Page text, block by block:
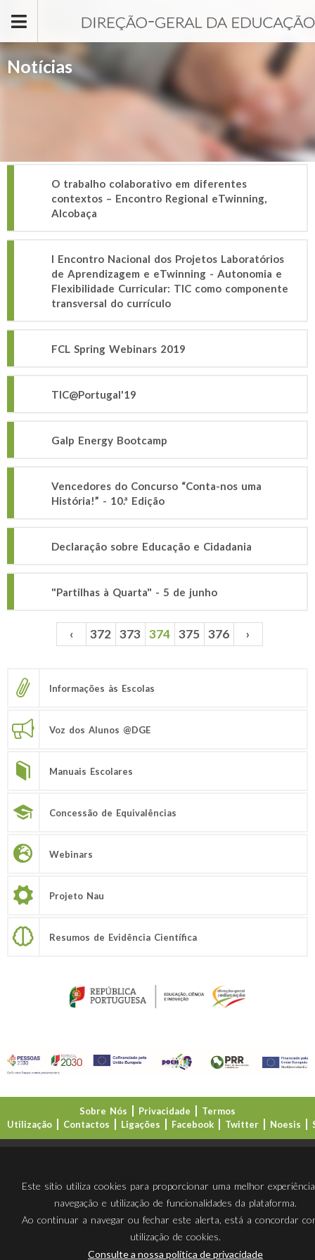
Notícias
O trabalho colaborativo em diferentes
contextos – Encontro Regional eTwinning,
Alcobaça
I Encontro Nacional dos Projetos Laboratórios
de Aprendizagem e eTwinning - Autonomia e
Flexibilidade Curricular: TIC como componente
transversal do currículo
FCL Spring Webinars 2019
TIC@Portugal'19
Galp Energy Bootcamp
Vencedores do Concurso “Conta-nos uma
História!” - 10.ª Edição
Declaração sobre Educação e Cidadania
"Partilhas à Quarta" - 5 de junho
Páginas ‹ 372 373 374 375 376 ›
Informações às Escolas
Voz dos Alunos @DGE
Manuais Escolares
Concessão de Equivalências
Webinars
Projeto Nau
Resumos de Evidência Científica
Sobre Nós Privacidade
Termos
Utilização
Contactos Ligações Facebook Twitter Noesis
Este sítio utiliza cookies para proporcionar uma melhor
navegação e utilização de funcionalidades da plataforma.
Ao continuar a navegar ou fechar este alerta, está a concordar
utilização de cookies.
Consulte a nossa política de privacidade